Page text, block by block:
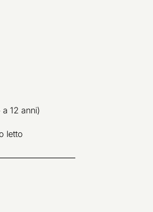
12 anni)
letto